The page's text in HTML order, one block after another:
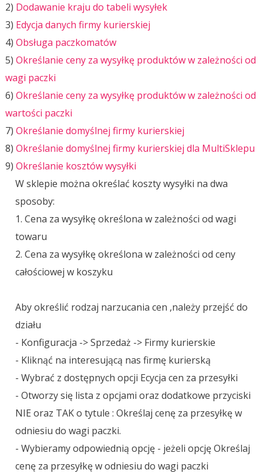
2) Dodawanie kraju do tabeli wysyłek
3) Edycja danych firmy kurierskiej
4) Obsługa paczkomatów
5) Określanie ceny za wysyłkę produktów w zależności od
wagi paczki
6) Określanie ceny za wysyłkę produktów w zależności od
wartości paczki
7) Określanie domyślnej firmy kurierskiej
8) Określanie domyślnej firmy kurierskiej dla MultiSklepu
9) Określanie kosztów wysyłki
W sklepie można określać koszty wysyłki na dwa
sposoby:
1. Cena za wysyłkę określona w zależności od wagi
towaru
2. Cena za wysyłkę określona w zależności od ceny
całościowej w koszyku
Aby określić rodzaj narzucania cen ,należy przejść do
działu
- Konfiguracja -> Sprzedaż -> Firmy kurierskie
- Kliknąć na interesującą nas firmę kurierską
- Wybrać z dostępnych opcji Ecycja cen za przesyłki
- Otworzy się lista z opcjami oraz dodatkowe przyciski
NIE oraz TAK o tytule : Określaj cenę za przesyłkę w
odniesiu do wagi paczki.
- Wybieramy odpowiednią opcję - jeżeli opcję Określaj
cenę za przesyłkę w odniesiu do wagi paczki